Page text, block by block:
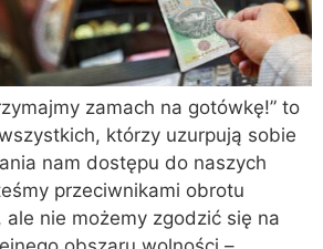
zamach na gotówkę!” to
którzy uzurpują sobie
nam dostępu do naszych
przeciwnikami obrotu
nie możemy zgodzić się na